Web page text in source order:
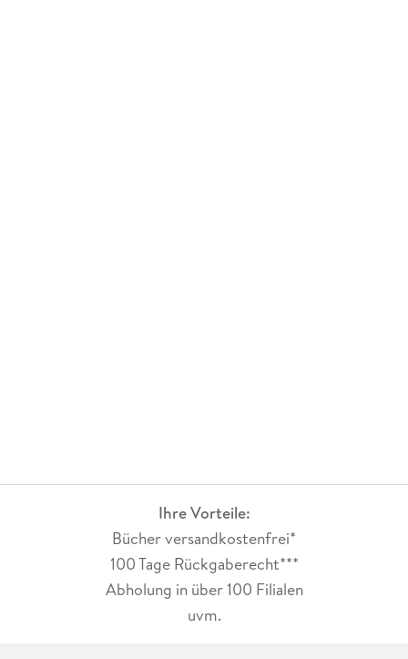
Ihre Vorteile:
Bücher versandkostenfrei*
100 Tage Rückgaberecht***
Abholung in über 100 Filialen
uvm.